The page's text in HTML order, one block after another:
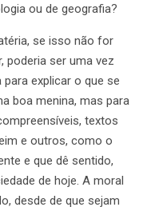
ou de geografia?
se isso não for
poderia ser uma vez
explicar o que se
boa menina, mas para
textos
e outros, como o
e que dê sentido,
de hoje. A moral
desde de que sejam